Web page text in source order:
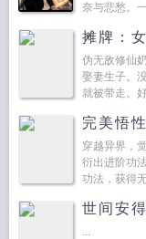
奈与悲愁。
摊牌：
伪无敌修仙
娶妻生子。
就被带走。
完美悟
穿越异界，
衍出进阶功
功法，获得
世间安
...